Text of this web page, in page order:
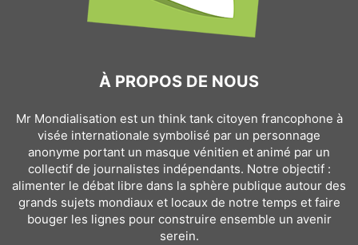
À PROPOS DE NOUS
Mr Mondialisation est un think tank citoyen francophone à
visée internationale symbolisé par un personnage
anonyme portant un masque vénitien et animé par un
collectif de journalistes indépendants. Notre objectif :
alimenter le débat libre dans la sphère publique autour des
grands sujets mondiaux et locaux de notre temps et faire
bouger les lignes pour construire ensemble un avenir
serein.